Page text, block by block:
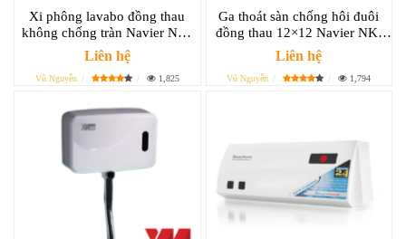
Xi phông lavabo đồng thau
không chống tràn Navier NK-
139
Liên hệ
Vũ Nguyễn 1,825
Ga thoát sàn chống hôi đuôi
đồng thau 12×12 Navier NK-
138
Liên hệ
Vũ Nguyễn 1,794